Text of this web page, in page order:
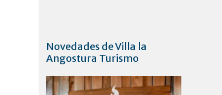
Novedades de Villa la
Angostura Turismo